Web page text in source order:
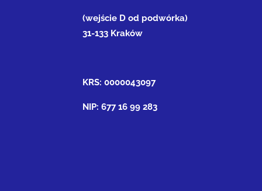
(wejście D od podwórka)
31-133 Kraków
KRS: 0000043097
NIP: 677 16 99 283